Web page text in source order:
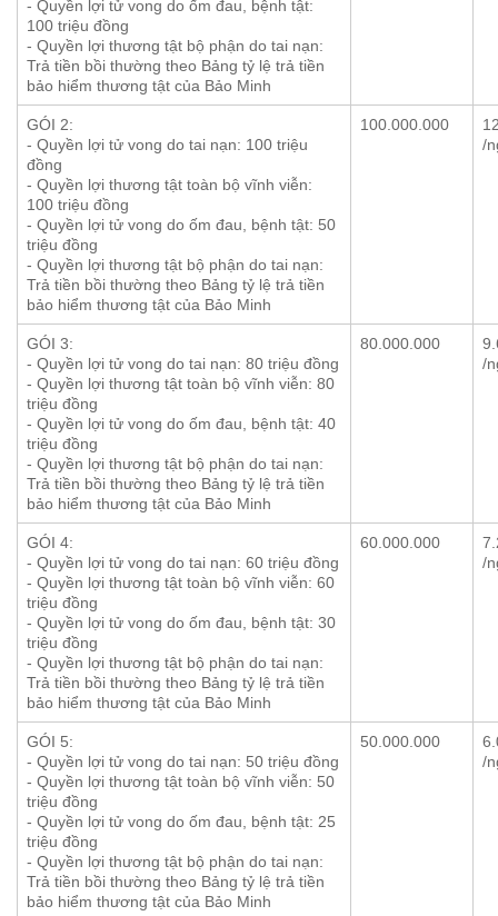
- Quyền lợi tử vong do ốm đau, bệnh tật:
100 triệu đồng
- Quyền lợi thương tật bộ phận do tai nạn:
Trả tiền bồi thường theo Bảng tỷ lệ trả tiền
bảo hiểm thương tật của Bảo Minh
GÓI 2:
- Quyền lợi tử vong do tai nạn: 100 triệu
đồng
- Quyền lợi thương tật toàn bộ vĩnh viễn:
100 triệu đồng
- Quyền lợi tử vong do ốm đau, bệnh tật: 50
triệu đồng
- Quyền lợi thương tật bộ phận do tai nạn:
Trả tiền bồi thường theo Bảng tỷ lệ trả tiền
bảo hiểm thương tật của Bảo Minh
100.000.000
/
GÓI 3:
- Quyền lợi tử vong do tai nạn: 80 triệu đồng
- Quyền lợi thương tật toàn bộ vĩnh viễn: 80
triệu đồng
- Quyền lợi tử vong do ốm đau, bệnh tật: 40
triệu đồng
- Quyền lợi thương tật bộ phận do tai nạn:
Trả tiền bồi thường theo Bảng tỷ lệ trả tiền
bảo hiểm thương tật của Bảo Minh
80.000.000
/
GÓI 4:
- Quyền lợi tử vong do tai nạn: 60 triệu đồng
- Quyền lợi thương tật toàn bộ vĩnh viễn: 60
triệu đồng
- Quyền lợi tử vong do ốm đau, bệnh tật: 30
triệu đồng
- Quyền lợi thương tật bộ phận do tai nạn:
Trả tiền bồi thường theo Bảng tỷ lệ trả tiền
bảo hiểm thương tật của Bảo Minh
60.000.000
/
GÓI 5:
- Quyền lợi tử vong do tai nạn: 50 triệu đồng
- Quyền lợi thương tật toàn bộ vĩnh viễn: 50
triệu đồng
- Quyền lợi tử vong do ốm đau, bệnh tật: 25
triệu đồng
- Quyền lợi thương tật bộ phận do tai nạn:
Trả tiền bồi thường theo Bảng tỷ lệ trả tiền
bảo hiểm thương tật của Bảo Minh
50.000.000
/